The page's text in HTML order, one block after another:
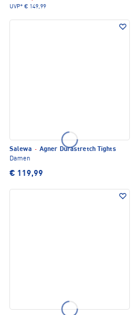
UVP* € 149,99
Salewa · Agner Durastretch Tights
Damen
€ 119,99